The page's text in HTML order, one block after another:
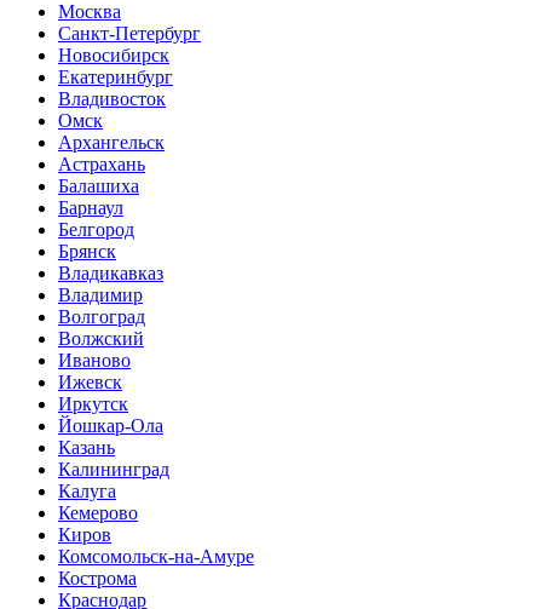
Москва
Санкт-Петербург
Новосибирск
Екатеринбург
Владивосток
Омск
Архангельск
Астрахань
Балашиха
Барнаул
Белгород
Брянск
Владикавказ
Владимир
Волгоград
Волжский
Иваново
Ижевск
Иркутск
Йошкар-Ола
Казань
Калининград
Калуга
Кемерово
Киров
Комсомольск-на-Амуре
Кострома
Краснодар